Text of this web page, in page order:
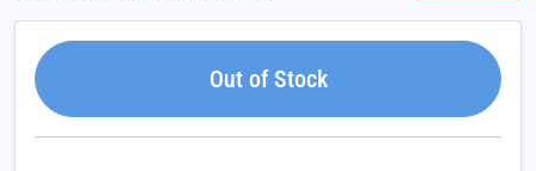
Out of Stock